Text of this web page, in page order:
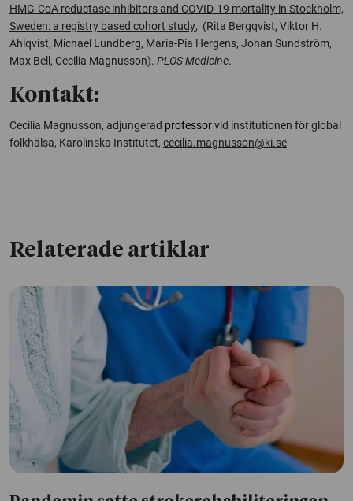
HMG-CoA reductase inhibitors and COVID-19 mortality in Stockholm,
Sweden: a registry based cohort study, (Rita Bergqvist, Viktor H.
Ahlqvist, Michael Lundberg, Maria-Pia Hergens, Johan Sundström,
Max Bell, Cecilia Magnusson). PLOS Medicine.
Kontakt:
Cecilia Magnusson, adjungerad professorvid institutionen för global
folkhälsa, Karolinska Institutet, cecilia.magnusson@ki.se
Relaterade artiklar